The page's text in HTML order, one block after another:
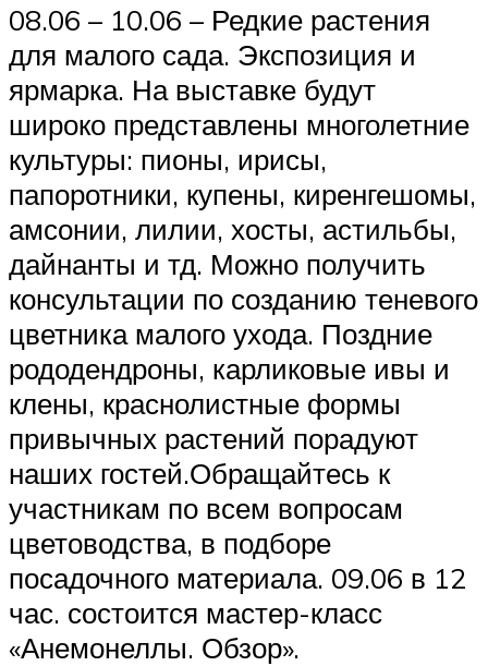
08.06 – 10.06 – Редкие растения
для малого сада. Экспозиция и
ярмарка. На выставке будут
широко представлены многолетние
культуры: пионы, ирисы,
папоротники, купены, киренгешомы,
амсонии, лилии, хосты, астильбы,
дайнанты и тд. Можно получить
консультации по созданию теневого
цветника малого ухода. Поздние
рододендроны, карликовые ивы и
клены, краснолистные формы
привычных растений порадуют
наших гостей.Обращайтесь к
участникам по всем вопросам
цветоводства, в подборе
посадочного материала. 09.06 в 12
час. состоится мастер-класс
«Анемонеллы. Обзор».